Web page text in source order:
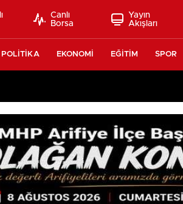
Canlı
Borsa
Yayın
Akışları
POLİTİKA EKONOMİ EĞİTİM SPOR